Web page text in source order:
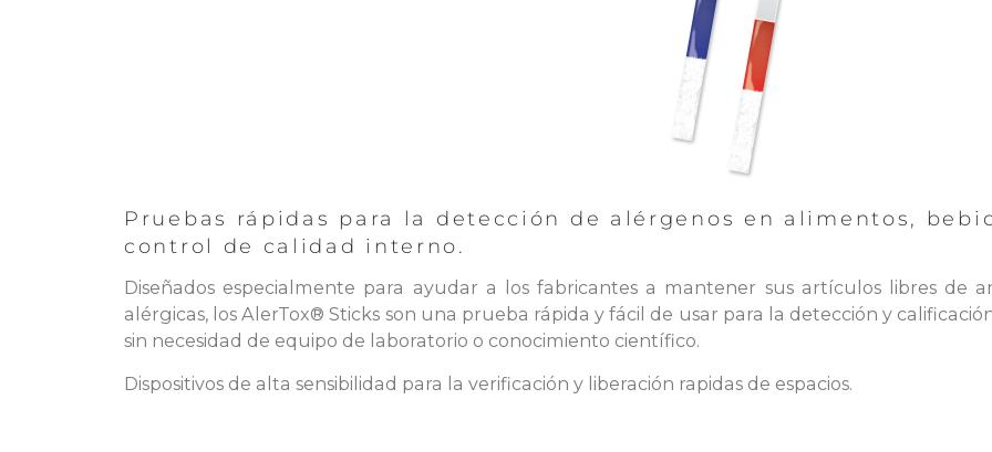
Pruebas rápidas para la detección de alérgenos en alimentos,
control de calidad interno.
Diseñados especialmente para ayudar a los fabricantes a mantener sus artículos libres de
alérgicas, los AlerTox® Sticks son una prueba rápida y fácil de usar para la detección y
sin necesidad de equipo de laboratorio o conocimiento científico.
Dispositivos de alta sensibilidad para la verificación y liberación rapidas de espacios.